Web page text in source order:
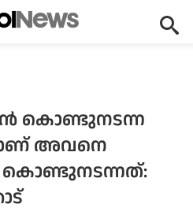
കൊണ്ടുനടന്ന
അവനെ
കൊണ്ടുനടന്നത്: